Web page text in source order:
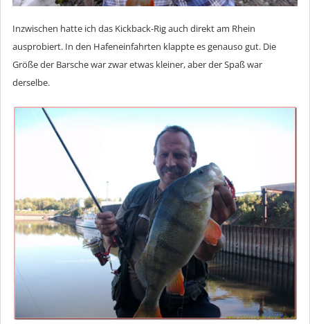
Inzwischen hatte ich das Kickback-Rig auch direkt am Rhein
ausprobiert. In den Hafeneinfahrten klappte es genauso gut. Die
Größe der Barsche war zwar etwas kleiner, aber der Spaß war
derselbe.